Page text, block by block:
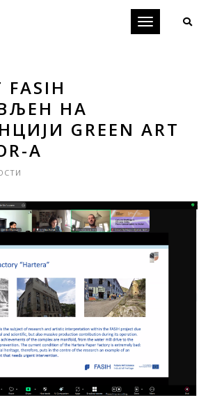
Toggle
НA
GREEN ART
А